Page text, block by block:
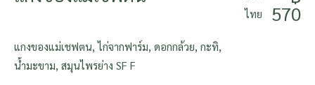
ไทย
570
แกงของแม่เชฟตน, ไก่จากฟาร์ม, ดอกกล้วย, กะทิ,
น้ำมะขาม, สมุนไพรย่าง SF F